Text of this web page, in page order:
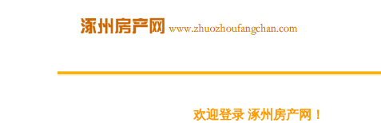
欢迎登录 涿州房产网！